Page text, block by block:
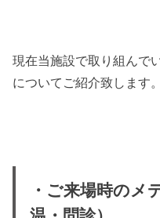
現在当施設で取り組んで
についてご紹介致します。
・ご来場時のメ